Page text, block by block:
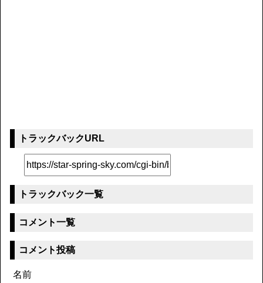
トラックバックURL
トラックバック一覧
コメント一覧
コメント投稿
名前